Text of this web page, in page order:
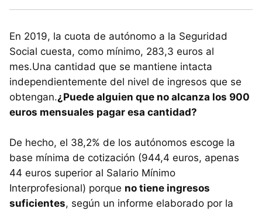
En 2019, la cuota de autónomo a la Seguridad
Social cuesta, como mínimo, 283,3 euros al
mes.Una cantidad que se mantiene intacta
independientemente del nivel de ingresos que se
obtengan.¿Puede alguien que no alcanza los 900
euros mensuales pagar esa cantidad?
De hecho, el 38,2% de los autónomos escoge la
base mínima de cotización (944,4 euros, apenas
44 euros superior al Salario Mínimo
Interprofesional) porque no tiene ingresos
suficientes, según un informe elaborado por la